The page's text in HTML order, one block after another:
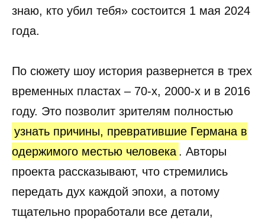
знаю, кто убил тебя» состоится 1 мая 2024
года.
По сюжету шоу история развернется в трех
временных пластах – 70-х, 2000-х и в 2016
году. Это позволит зрителям полностью
узнать причины, превратившие Германа в
одержимого местью человека . Авторы
проекта рассказывают, что стремились
передать дух каждой эпохи, а потому
тщательно проработали все детали,